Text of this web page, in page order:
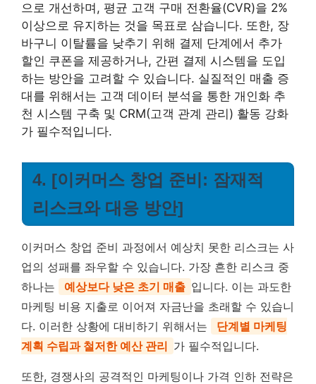
으로 개선하며, 평균 고객 구매 전환율(CVR)을 2%
이상으로 유지하는 것을 목표로 삼습니다. 또한, 장
바구니 이탈률을 낮추기 위해 결제 단계에서 추가
할인 쿠폰을 제공하거나, 간편 결제 시스템을 도입
하는 방안을 고려할 수 있습니다. 실질적인 매출 증
대를 위해서는 고객 데이터 분석을 통한 개인화 추
천 시스템 구축 및 CRM(고객 관계 관리) 활동 강화
가 필수적입니다.
4. [이커머스 창업 준비: 잠재적
리스크와 대응 방안]
이커머스 창업 준비 과정에서 예상치 못한 리스크는 사
업의 성패를 좌우할 수 있습니다. 가장 흔한 리스크 중
하나는
예상보다 낮은 초기 매출 입니다. 이는 과도한
마케팅 비용 지출로 이어져 자금난을 초래할 수 있습니
다. 이러한 상황에 대비하기 위해서는
단계별 마케팅
계획 수립과 철저한 예산 관리 가 필수적입니다.
또한, 경쟁사의 공격적인 마케팅이나 가격 인하 전략은